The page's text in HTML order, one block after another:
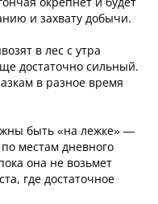
и захвату добычи.
в лес с утра
достаточно сильный.
в разное время
быть «на лежке» —
местам дневного
она не возьмет
где достаточное